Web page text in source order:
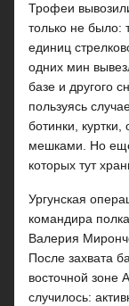
Трофеи
только не было:
единиц
одних мин
базе и другого
пользуясь
ботинки,
мешками. Но
которых тут
Ургунская
командира
Валерия
После захвата
восточной зоне
случилось: